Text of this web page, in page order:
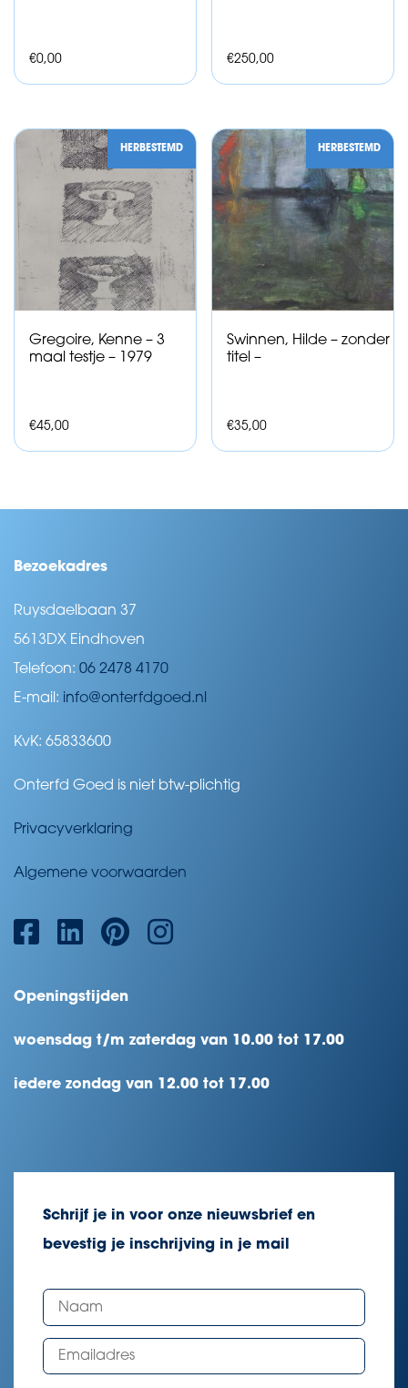
€0,00 €250,00
HERBESTEMD
Gregoire, Kenne – 3
maal testje – 1979
€45,00
HERBESTEMD
Swinnen, Hilde – zonder
titel –
€35,00
Bezoekadres
Ruysdaelbaan 37
5613DX Eindhoven
Telefoon: 06 2478 4170
E-mail: info@onterfdgoed.nl
KvK: 65833600
Onterfd Goed is niet btw-plichtig
Privacyverklaring
Algemene voorwaarden
Openingstijden
woensdag t/m zaterdag van 10.00 tot 17.00
iedere zondag van 12.00 tot 17.00
Schrijf je in voor onze nieuwsbrief en
bevestig je inschrijving in je mail